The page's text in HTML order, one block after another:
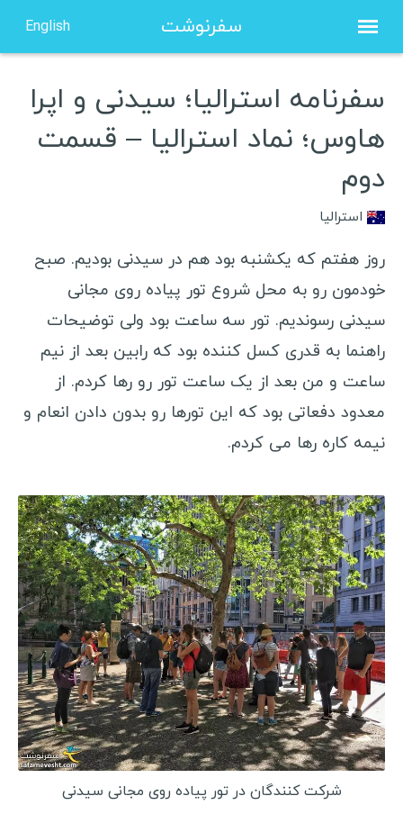
سفرنوشت English
صفحه نخست
درباره من
مشاوره
نویسنده مهمان
ویزا شینگن هلند
ویزا شینگن فرانسه
ویزا شینگن یونان
ویزا شینگن لهستان
ویزا کانادا
ویزا چین
سفرنامه صربستان
کوچ سرفینگ
خرید بلیط ارزان
انتخاب هاستل
وسایل سفر
سفرنامه استرالیا؛ سیدنی و اپرا
هاوس؛ نماد استرالیا – قسمت
دوم
استرالیا
روز هفتم که یکشنبه بود هم در سیدنی بودیم. صبح
خودمون رو به محل شروع تور پیاده روی مجانی
سیدنی رسوندیم. تور سه ساعت بود ولی توضیحات
راهنما به قدری کسل کننده بود که رابین بعد از نیم
ساعت و من بعد از یک ساعت تور رو رها کردم. از
معدود دفعاتی بود که این تورها رو بدون دادن انعام و
نیمه کاره رها می کردم.
شرکت کنندگان در تور پیاده روی مجانی سیدنی